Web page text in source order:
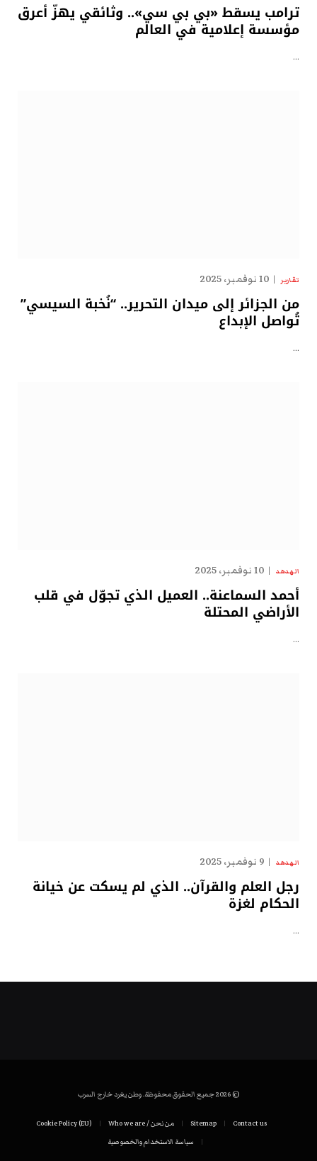
ترامب يسقط «بي بي سي».. وثائقي يهزّ أعرق
مؤسسة إعلامية في العالم
…
تقارير 10 نوفمبر، 2025
من الجزائر إلى ميدان التحرير.. “نُخبة السيسي”
تُواصل الإبداع
…
الهدهد 10 نوفمبر، 2025
أحمد السماعنة.. العميل الذي تجوّل في قلب
الأراضي المحتلة
…
الهدهد 9 نوفمبر، 2025
رجل العلم والقرآن.. الذي لم يسكت عن خيانة
الحكام لغزة
…
© 2026 جميع الحقوق محفوظة. وطن يغرد خارج السرب
Contact us
Sitemap من نحن / Who we are
Cookie Policy (EU)
سياسة الاستخدام والخصوصية